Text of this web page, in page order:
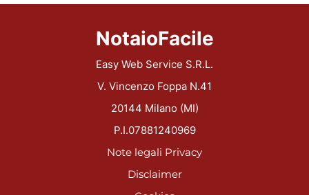
NotaioFacile
Easy Web Service S.R.L.
V. Vincenzo Foppa N.41
20144 Milano (MI)
P.I.07881240969
Note legali Privacy
Disclaimer